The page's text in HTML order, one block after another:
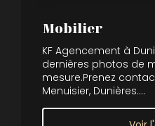
Mobilier
KF Agencement à
dernières photos de
mesure.Prenez
Menuisier, Dunières....